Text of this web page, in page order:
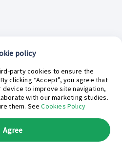
¿En qué podemos ayudarte hoy?
policy
party cookies to ensure the
clicking “Accept”, you agree that
to improve site navigation,
with our marketing studies.
them. SeeCookies Policy
Agree